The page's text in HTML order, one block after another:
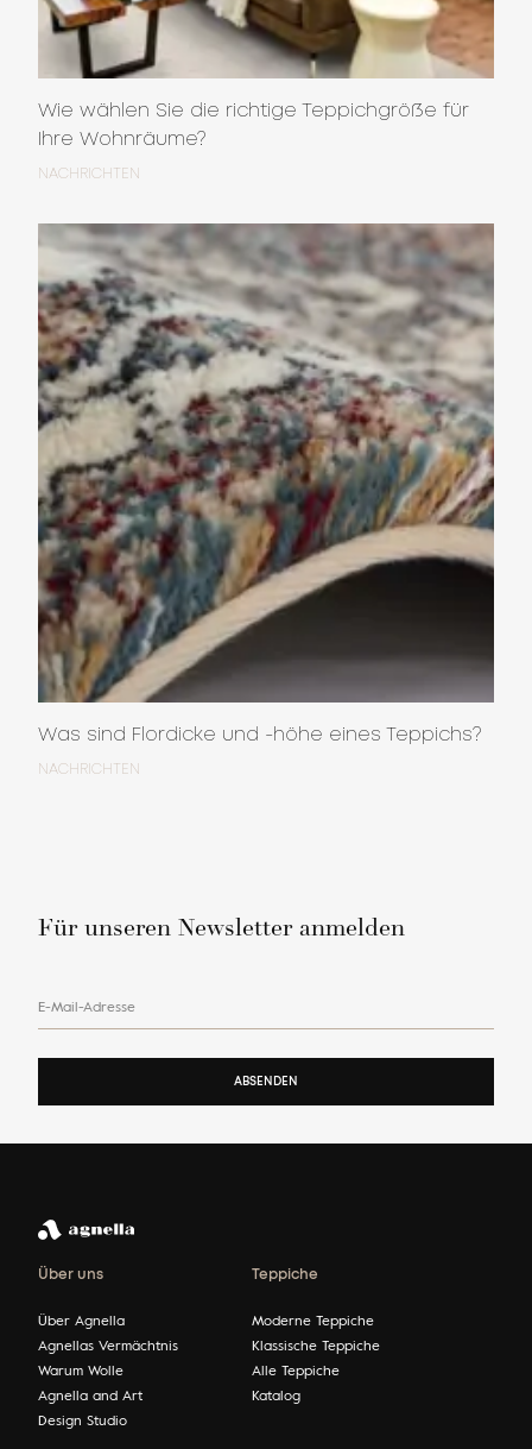
Wie wählen Sie die richtige Teppichgröße für
Ihre Wohnräume?
NACHRICHTEN
Was sind Flordicke und -höhe eines Teppichs?
NACHRICHTEN
Für unseren Newsletter anmelden
E-Mail-Adresse
ABSENDEN
Über uns
Über Agnella
Agnellas Vermächtnis
Warum Wolle
Agnella and Art
Design Studio
Teppiche
Moderne Teppiche
Klassische Teppiche
Alle Teppiche
Katalog